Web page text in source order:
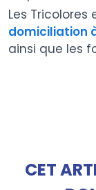
Les Tricolores
domiciliation
ainsi que les
CET